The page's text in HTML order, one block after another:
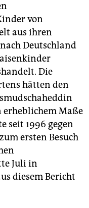
von
aus ihren
Deutschland
Die
hätten den
Maße
seit 1996 gegen
ersten Besuch
Juli in
diesem Bericht